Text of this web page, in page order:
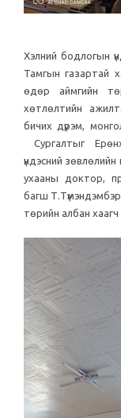
Хэлний бодлогын
Тамгын газартай
өдөр аймгийн
хөтлөлтийн
бичих дүрэм,
Сургалтыг
үндэсний
ухааны доктор,
багш
төрийн албан